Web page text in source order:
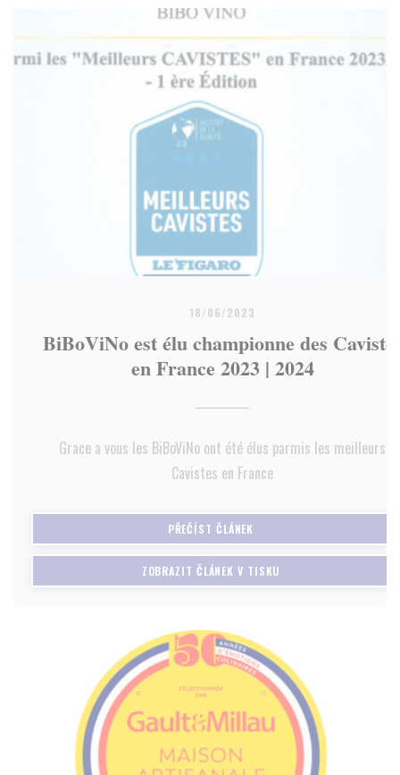
18/06/2023
BiBoViNo est élu championne des
en France 2023 | 2024
Grace a vous les BiBoViNo ont été élus parmis les meilleurs
Cavistes en France
PŘEČÍST ČLÁNEK
ZOBRAZIT ČLÁNEK V TISKU